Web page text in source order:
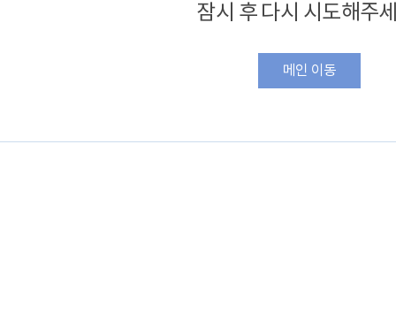
잠시 후 다시 시도해주
메인 이동